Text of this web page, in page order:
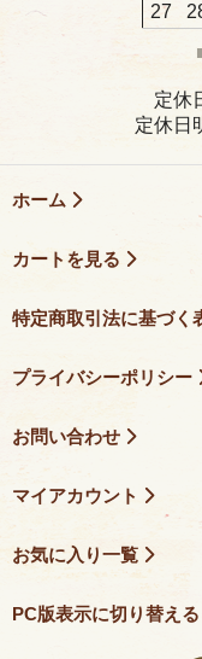
27
定休
定休日
ホーム
カートを見る
特定商取引法に基づく
プライバシーポリシー
お問い合わせ
マイアカウント
お気に入り一覧
PC版表示に切り替える